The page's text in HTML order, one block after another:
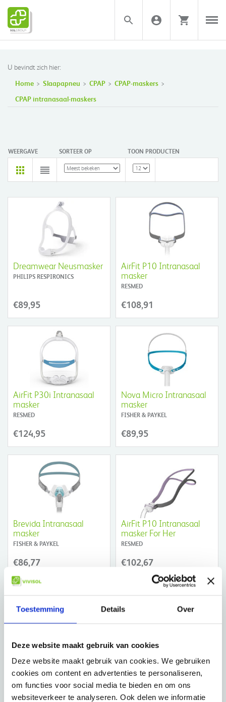
Toestemming Details Over
Deze website maakt gebruik van cookies
Deze website maakt gebruik van cookies. We gebruiken
cookies om content en advertenties te personaliseren,
om functies voor social media te bieden en om ons
websiteverkeer te analyseren. Ook delen we informatie
U bevindt zich hier:
Home Slaapapneu CPAP
CPAP-maskers
CPAP intranasaal-maskers
WEERGAVE SORTEER OP TOON PRODUCTEN
Dreamwear Neusmasker
PHILIPS RESPIRONICS
€89,95
AirFit P10 Intranasaal
masker
RESMED
€108,91
AirFit P30i Intranasaal
masker
RESMED
€124,95
Nova Micro Intranasaal
masker
FISHER & PAYKEL
€89,95
Brevida Intranasaal
masker
FISHER & PAYKEL
€86,77
AirFit P10 Intranasaal
masker For Her
RESMED
€102,67
Swift FX Intranasaal
masker for Her
RESMED
€114,14
Opus Intranasaal masker
FISHER & PAYKEL
€79,85